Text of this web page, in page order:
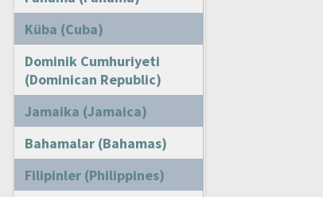
Küba (Cuba)
Dominik Cumhuriyeti
(Dominican Republic)
Jamaika (Jamaica)
Bahamalar (Bahamas)
Filipinler (Philippines)